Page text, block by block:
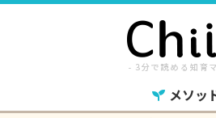
メソッ